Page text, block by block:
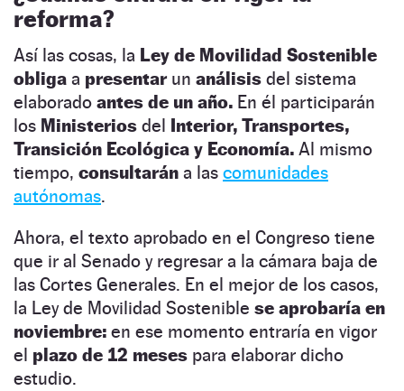
reforma?
Así las cosas, la Ley de Movilidad Sostenible
obliga a presentar un análisis del sistema
elaborado antes de un año. En él participarán
los Ministerios del Interior, Transportes,
Transición Ecológica y Economía. Al mismo
tiempo, consultarán a las comunidades
autónomas.
Ahora, el texto aprobado en el Congreso tiene
que ir al Senado y regresar a la cámara baja de
las Cortes Generales. En el mejor de los casos,
la Ley de Movilidad Sostenible se aprobaría en
noviembre: en ese momento entraría en vigor
el plazo de 12 meses para elaborar dicho
estudio.